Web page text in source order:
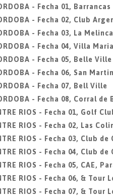
- Fecha 01,
- Fecha 02, Club
- Fecha 03, La
- Fecha 04, Villa Maria
- Fecha 05, Belle Ville
- Fecha 06, San
- Fecha 07, Bell Ville
- Fecha 08, Corral de
RIOS - Fecha 01, Golf
RIOS - Fecha 02, Las
RIOS - Fecha 03, Club
RIOS - Fecha 04, Club
RIOS - Fecha 05, CAE,
RIOS - Fecha 06, & Tour
RIOS - Fecha 07, & Tour